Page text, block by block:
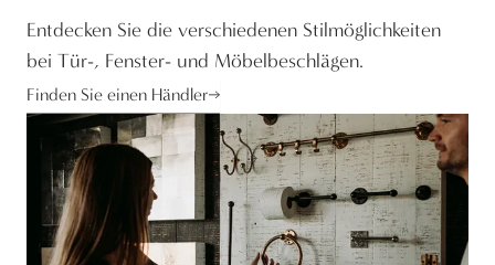
Entdecken Sie die verschiedenen Stilmöglichkeiten
bei Tür-, Fenster- und Möbelbeschlägen.
Finden Sie einen Händler